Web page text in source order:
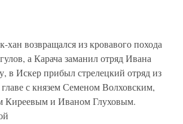
хан возвращался из кровавого похода
а Карача заманил отряд Ивана
в Искер прибыл стрелецкий отряд из
с князем Семеном Волховским,
Киреевым и Иваном Глуховым.